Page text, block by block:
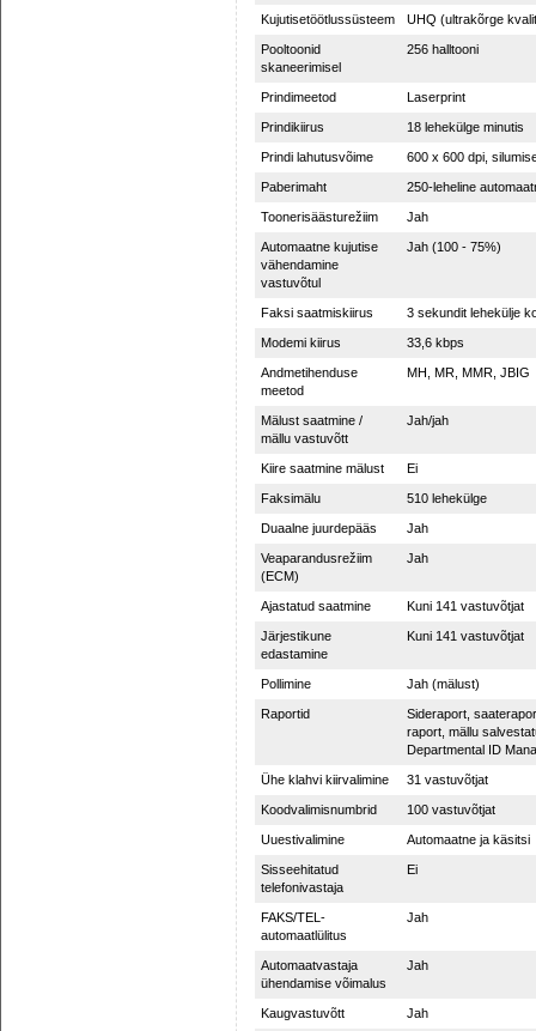
Kujutisetöötlussüsteem UHQ (ultrakõrge
Pooltoonid
skaneerimisel
256 halltooni
Prindimeetod Laserprint
Prindikiirus 18 lehekülge minutis
Prindi lahutusvõime 600 x 600 dpi,
Paberimaht 250-leheline
Toonerisäästurežiim Jah
Automaatne kujutise
vähendamine
vastuvõtul
Jah (100 - 75%)
Faksi saatmiskiirus 3 sekundit lehekülje
Modemi kiirus 33,6 kbps
Andmetihenduse
meetod
MH, MR, MMR, JBIG
Mälust saatmine /
mällu vastuvõtt
Jah/jah
Kiire saatmine mälust Ei
Faksimälu 510 lehekülge
Duaalne juurdepääs Jah
Veaparandusrežiim
(ECM)
Jah
Ajastatud saatmine Kuni 141 vastuvõtjat
Järjestikune
edastamine
Kuni 141 vastuvõtjat
Pollimine Jah (mälust)
Raportid
Sideraport,
raport, mällu
Departmental ID
Ühe klahvi kiirvalimine 31 vastuvõtjat
Koodvalimisnumbrid 100 vastuvõtjat
Uuestivalimine Automaatne ja käsitsi
Sisseehitatud
telefonivastaja
Ei
FAKS/TEL-
automaatlülitus
Jah
Automaatvastaja
ühendamise võimalus
Jah
Kaugvastuvõtt Jah